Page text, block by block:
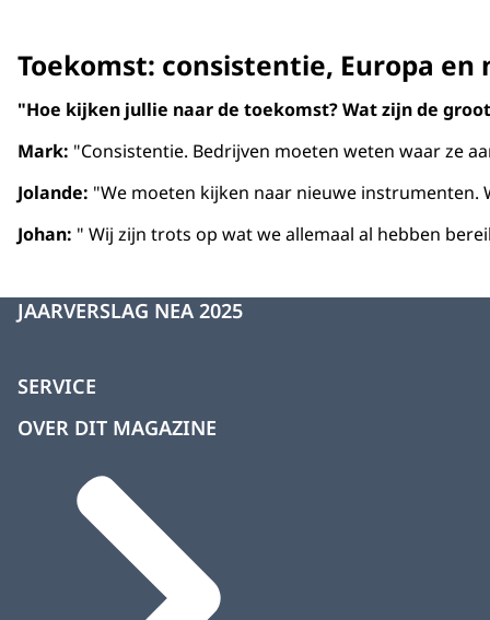
Toekomst: consistentie, Europa
"Hoe kijken jullie naar de toekomst? Wat zijn de
Mark: "Consistentie. Bedrijven moeten weten waar ze
Jolande: "We moeten kijken naar nieuwe instrumenten.
Johan: " Wij zijn trots op wat we allemaal al hebben
JAARVERSLAG NEA 2025
SERVICE
OVER DIT MAGAZINE